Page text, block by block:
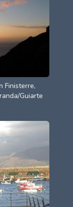
Finisterre,
Guiarte